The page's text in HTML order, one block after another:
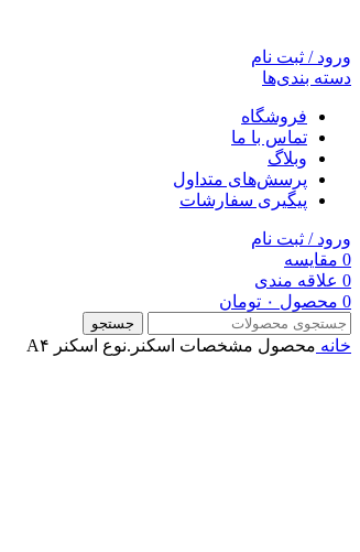
ورود / ثبت نام
دسته بندی‌ها
فروشگاه
تماس با ما
وبلاگ
پرسش‌های متداول
پیگیری سفارشات
ورود / ثبت نام
0 مقایسه
0 علاقه مندی
0 محصول ۰ تومان
جستجو
خانه محصول مشخصات اسکنر.نوع‌ اسکنر A۴